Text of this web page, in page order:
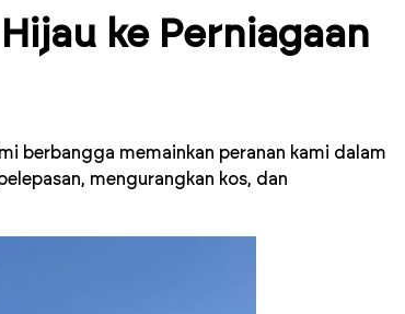
ke Perniagaan
berbangga memainkan peranan kami dalam
mengurangkan kos, dan